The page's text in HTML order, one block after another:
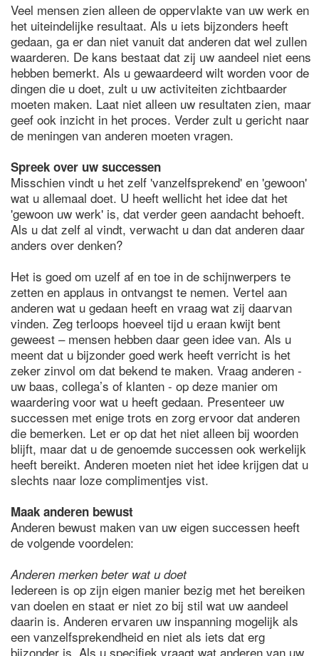
Veel mensen zien alleen de oppervlakte van uw werk en
het uiteindelijke resultaat. Als u iets bijzonders heeft
gedaan, ga er dan niet vanuit dat anderen dat wel zullen
waarderen. De kans bestaat dat zij uw aandeel niet eens
hebben bemerkt. Als u gewaardeerd wilt worden voor de
dingen die u doet, zult u uw activiteiten zichtbaarder
moeten maken. Laat niet alleen uw resultaten zien, maar
geef ook inzicht in het proces. Verder zult u gericht naar
de meningen van anderen moeten vragen.
Spreek over uw successen
Misschien vindt u het zelf 'vanzelfsprekend' en 'gewoon'
wat u allemaal doet. U heeft wellicht het idee dat het
'gewoon uw werk' is, dat verder geen aandacht behoeft.
Als u dat zelf al vindt, verwacht u dan dat anderen daar
anders over denken?
Het is goed om uzelf af en toe in de schijnwerpers te
zetten en applaus in ontvangst te nemen. Vertel aan
anderen wat u gedaan heeft en vraag wat zij daarvan
vinden. Zeg terloops hoeveel tijd u eraan kwijt bent
geweest – mensen hebben daar geen idee van. Als u
meent dat u bijzonder goed werk heeft verricht is het
zeker zinvol om dat bekend te maken. Vraag anderen -
uw baas, collega’s of klanten - op deze manier om
waardering voor wat u heeft gedaan. Presenteer uw
successen met enige trots en zorg ervoor dat anderen
die bemerken. Let er op dat het niet alleen bij woorden
blijft, maar dat u de genoemde successen ook werkelijk
heeft bereikt. Anderen moeten niet het idee krijgen dat u
slechts naar loze complimentjes vist.
Maak anderen bewust
Anderen bewust maken van uw eigen successen heeft
de volgende voordelen:
Anderen merken beter wat u doet
Iedereen is op zijn eigen manier bezig met het bereiken
van doelen en staat er niet zo bij stil wat uw aandeel
daarin is. Anderen ervaren uw inspanning mogelijk als
een vanzelfsprekendheid en niet als iets dat erg
bijzonder is. Als u specifiek vraagt wat anderen van uw